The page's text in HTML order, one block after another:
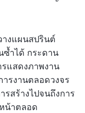
างแผนสปรินต์
ซ้ำได้ กระดาน
รแสดงภาพงาน
รงานตลอดวงจร
รสร้างไปจนถึงการ
น้าตลอด